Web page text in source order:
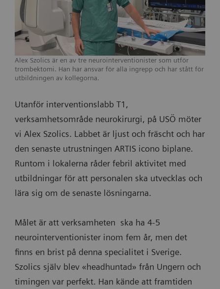
Alex Szolics är en av tre neurointerventionister som utför
trombektomi. Han har ansvar för alla ingrepp och har stått för
utbildningen av kollegorna.
Utanför interventionslabb T1,
verksamhetsområde neurokirurgi, på USÖ möter
vi Alex Szolics. Labbet är ljust och fräscht och har
den senaste utrustningen ARTIS icono biplane.
Runtom i lokalerna råder febril aktivitet med
utbildningar för att personalen ska utvecklas och
lära sig om de senaste lösningarna.
Målet är att verksamheten ska ha 4-5
neurointerventionister inom fem år, men det
finns en brist på denna specialitet i Sverige.
Szolics själv blev «headhuntad» från Ungern och
timingen var perfekt. Han kände att framtiden